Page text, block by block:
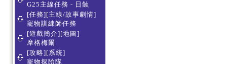
G25主線任務 - 日蝕
[任務][主線/故事劇情]
寵物訓練師任務
[遊戲簡介][地圖]
摩格梅爾
[攻略][系統]
寵物探險隊